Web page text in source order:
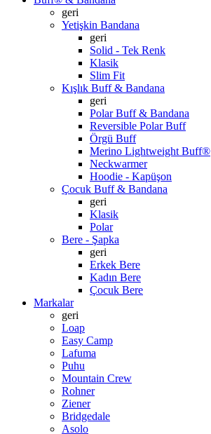
geri
Yetişkin Bandana
geri
Solid - Tek Renk
Klasik
Slim Fit
Kışlık Buff & Bandana
geri
Polar Buff & Bandana
Reversible Polar Buff
Örgü Buff
Merino Lightweight Buff®
Neckwarmer
Hoodie - Kapüşon
Çocuk Buff & Bandana
geri
Klasik
Polar
Bere - Şapka
geri
Erkek Bere
Kadın Bere
Çocuk Bere
Markalar
geri
Loap
Easy Camp
Lafuma
Puhu
Mountain Crew
Rohner
Ziener
Bridgedale
Asolo